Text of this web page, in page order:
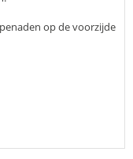
op de voorzijde